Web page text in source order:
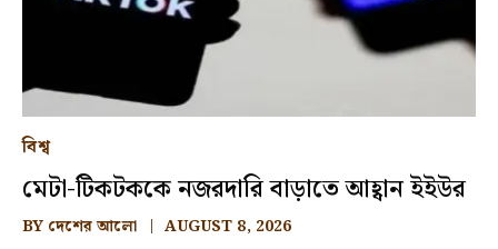
বিশ্ব
মেটা-টিকটককে নজরদারি বাড়াতে আহ্বান ইইউর
BY দেশের আলো AUGUST 8, 2026